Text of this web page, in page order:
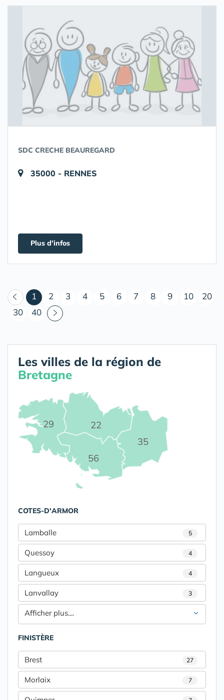
SDC CRECHE BEAUREGARD
35000 - RENNES
Plus d'infos
1 (courant)
2 3 4 5 6 7 8 9 10
20
30
40
Les villes de la région de
Bretagne
22
29
35
56
COTES-D'ARMOR
Lamballe 5
Quessoy 4
Langueux 4
Lanvallay 3
Afficher plus....
FINISTÈRE
Brest 27
Morlaix 7